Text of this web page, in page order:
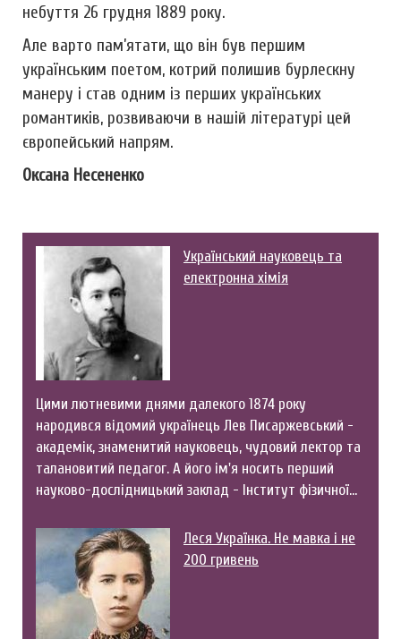
небуття 26 грудня 1889 року.
Але варто пам’ятати, що він був першим
українським поетом, котрий полишив бурлескну
манеру і став одним із перших українських
романтиків, розвиваючи в нашій літературі цей
європейський напрям.
Оксана Несененко
Український науковець та
електронна хімія
Цими лютневими днями далекого 1874 року
народився відомий українець Лев Писаржевський -
академік, знаменитий науковець, чудовий лектор та
талановитий педагог. А його ім'я носить перший
науково-дослідницький заклад - Інститут фізичної…
Леся Українка. Не мавка і не
200 гривень